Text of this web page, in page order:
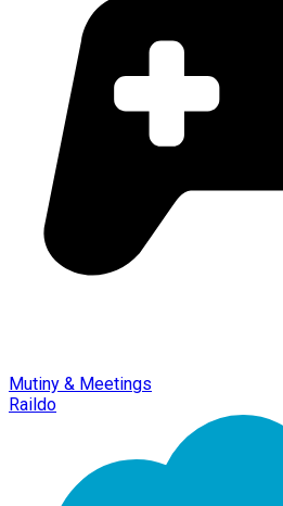
Mutiny & Meetings
Raildo